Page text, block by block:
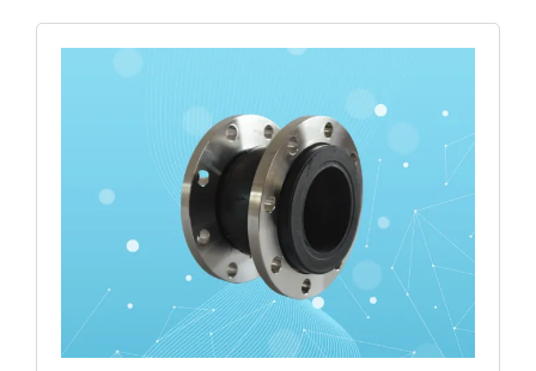
Flex＆elastomer rubber joint
Flexible connector
Flexible joint
Rubber bellow coupling
Rubber bellows pipe